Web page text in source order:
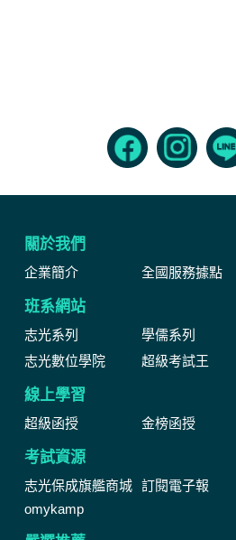
關於我們
企業簡介 全國服務據點
班系網站
志光系列 學儒系列
志光數位學院
超級考試王
線上學習
超級函授 金榜函授
考試資源
志光保成旗艦商城 訂閱電子報
omykamp